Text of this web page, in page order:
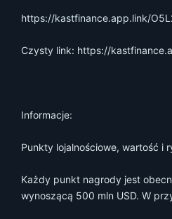
https://kastfinance.app.link/
Czysty link: https://
Informacje:
Punkty lojalnościowe, wartość i
Każdy punkt nagrody jest
wynoszącą 500 mln USD. W